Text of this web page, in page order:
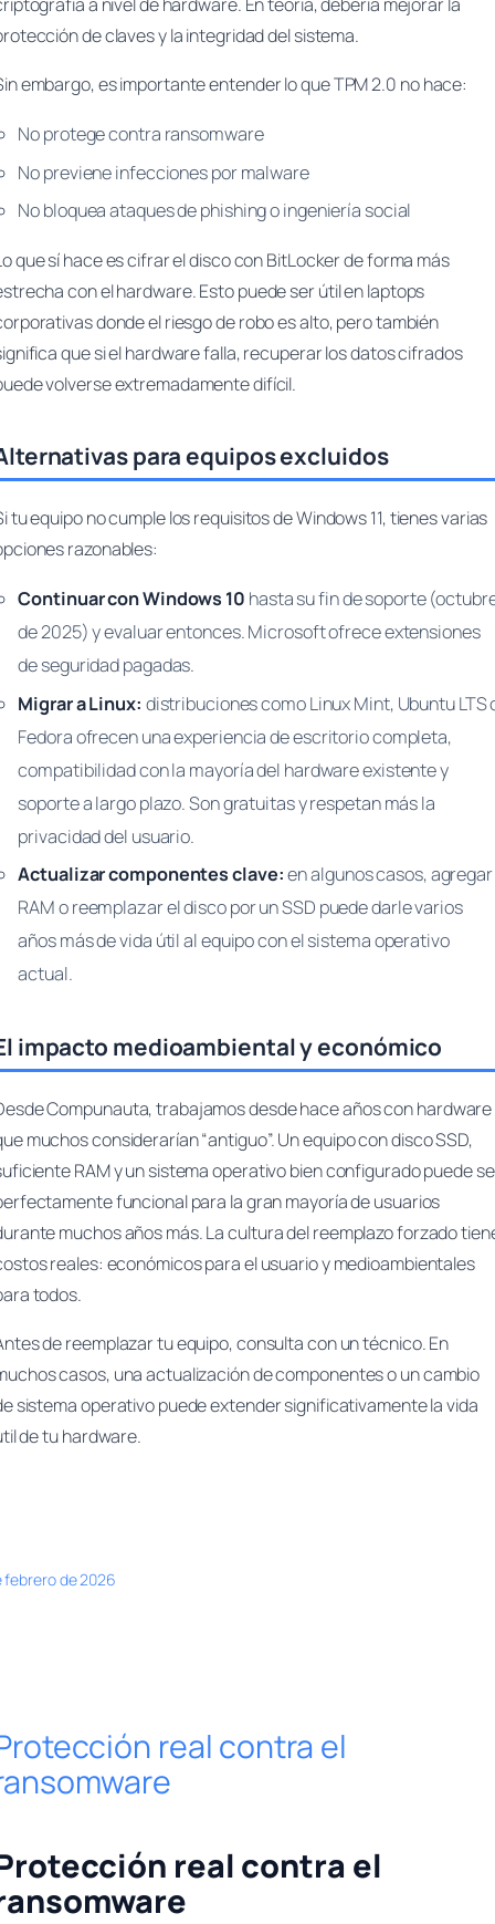
de claves y la integridad del sistema.
embargo, es importante entender lo que TPM 2.0 nohace:
No protege contra ransomware
No previene infecciones por malware
No bloquea ataques de phishing o ingeniería social
que sí hace es cifrar el disco con BitLocker de forma más
con el hardware. Esto puede ser útil en laptops
donde el riesgo de robo es alto, pero también
que si el hardware falla, recuperar los datos cifrados
volverse extremadamente difícil.
para equipos excluidos
tu equipo no cumple los requisitos de Windows 11, tienes varias
razonables:
Continuar con Windows 10 hasta su fin de soporte
de 2025) y evaluar entonces. Microsoft ofrece extensiones
de seguridad pagadas.
Migrar a Linux: distribuciones como Linux Mint, Ubuntu LTS
Fedora ofrecen una experiencia de escritorio completa,
compatibilidad con la mayoría del hardware existente y
soporte a largo plazo. Son gratuitas y respetan más la
privacidad del usuario.
Actualizar componentes clave:en algunos casos, agregar
RAM o reemplazar el disco por un SSD puede darle varios
años más de vida útil al equipo con el sistema operativo
actual.
impacto medioambiental y económico
Compunauta, trabajamos desde hace años con hardware
muchos considerarían “antiguo”. Un equipo con disco SSD,
RAM y un sistema operativo bien configurado puede
funcional para la gran mayoría de usuarios
muchos años más. La cultura del reemplazo forzado
reales: económicos para el usuario y medioambientales
todos.
de reemplazar tu equipo, consulta con un técnico. En
casos, una actualización de componentes o un cambio
sistema operativo puede extender significativamente la vida
de tu hardware.
febrero de 2026
real contra el
real contra el